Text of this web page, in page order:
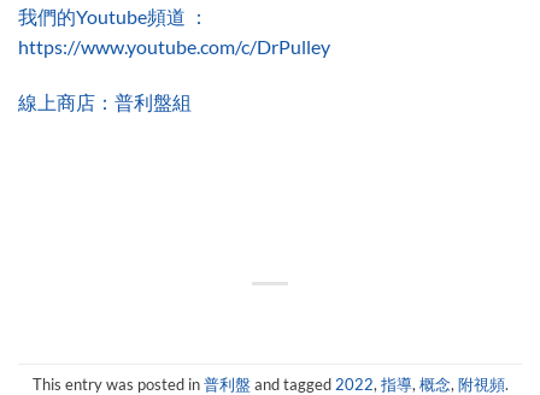
我們的Youtube頻道 ：
https://www.youtube.com/c/DrPulley
線上商店：普利盤組
This entry was posted in普利盤and tagged 2022, 指導, 概念, 附視頻.